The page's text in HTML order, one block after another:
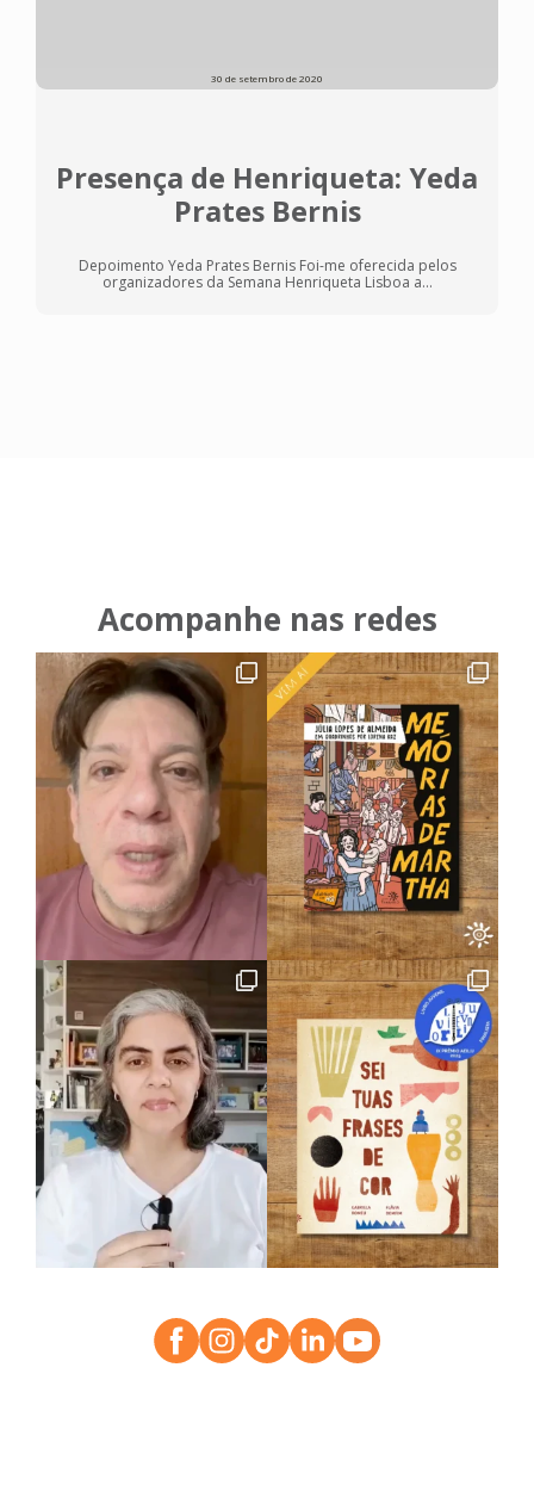
30 de setembro de 2020
Presença de Henriqueta: Yeda
Prates Bernis
Depoimento Yeda Prates Bernis Foi-me oferecida pelos
organizadores da Semana Henriqueta Lisboa a...
Acompanhe nas redes